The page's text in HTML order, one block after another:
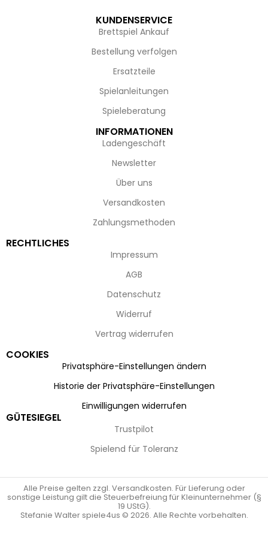
KUNDENSERVICE
Brettspiel Ankauf
Bestellung verfolgen
Ersatzteile
Spielanleitungen
Spieleberatung
INFORMATIONEN
Ladengeschäft
Newsletter
Über uns
Versandkosten
Zahlungsmethoden
RECHTLICHES
Impressum
AGB
Datenschutz
Widerruf
Vertrag widerrufen
COOKIES
Privatsphäre-Einstellungen ändern
Historie der Privatsphäre-Einstellungen
Einwilligungen widerrufen
GÜTESIEGEL
Trustpilot
Spielend für Toleranz
Alle Preise gelten zzgl. Versandkosten. Für Lieferung oder
sonstige Leistung gilt die Steuerbefreiung für Kleinunternehmer (§
19 UStG).
Stefanie Walter spiele4us © 2026. Alle Rechte vorbehalten.